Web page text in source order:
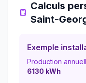
Calculs
Saint-
Exemple
Production
6130 kWh